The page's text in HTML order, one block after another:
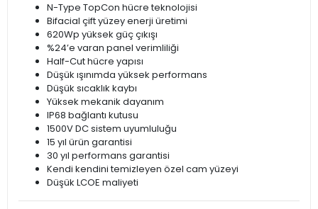
N-Type TopCon hücre teknolojisi
Bifacial çift yüzey enerji üretimi
620Wp yüksek güç çıkışı
%24’e varan panel verimliliği
Half-Cut hücre yapısı
Düşük ışınımda yüksek performans
Düşük sıcaklık kaybı
Yüksek mekanik dayanım
IP68 bağlantı kutusu
1500V DC sistem uyumluluğu
15 yıl ürün garantisi
30 yıl performans garantisi
Kendi kendini temizleyen özel cam yüzeyi
Düşük LCOE maliyeti